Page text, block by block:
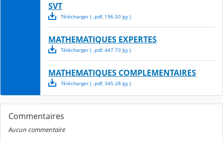
SVT
Télécharger( .pdf, 196.50 ko)
MATHEMATIQUES EXPERTES
Télécharger( .pdf, 447.73 ko)
MATHEMATIQUES COMPLEMENTAIRES
Télécharger( .pdf, 345.28 ko)
Commentaires
Aucun commentaire